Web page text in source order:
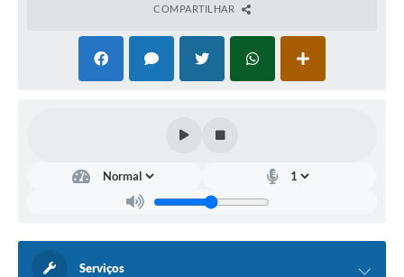
COMPARTILHAR
Serviços